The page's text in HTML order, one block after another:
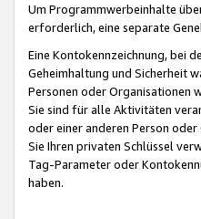
Um Programmwerbeinhalte
erforderlich, eine separate
Eine Kontokennzeichnung, bei
Geheimhaltung und Sicherheit
Personen oder Organisationen
Sie sind für alle Aktivitäten
oder einer anderen Person
Sie Ihren privaten Schlüssel
Tag-Parameter oder
haben.